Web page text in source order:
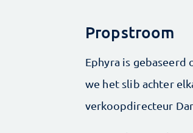
Propstroom
Ephyra is
we het slib achter
verkoopdirecteur